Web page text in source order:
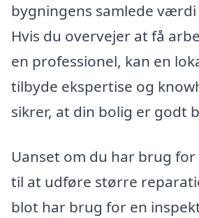
bygningens samlede
Hvis du overvejer at få
en professionel, kan en
tilbyde ekspertise og
sikrer, at din bolig er godt
Uanset om du har brug
til at udføre større
blot har brug for en